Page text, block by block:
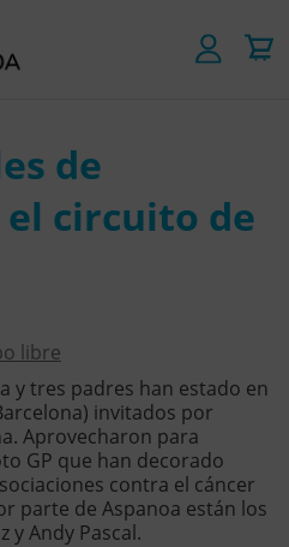
de
el circuito de
libre
y tres padres han estado en
invitados por
Aprovecharon para
GP que han decorado
contra el cáncer
parte de Aspanoa están los
y Andy Pascal.